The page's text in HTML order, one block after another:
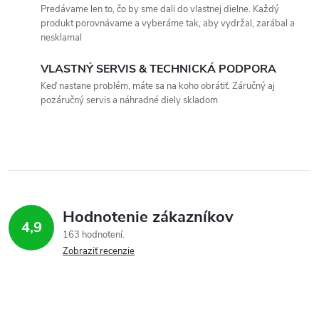
Predávame len to, čo by sme dali do vlastnej dielne. Každý
produkt porovnávame a vyberáme tak, aby vydržal, zarábal a
nesklamal
VLASTNÝ SERVIS & TECHNICKÁ PODPORA
Keď nastane problém, máte sa na koho obrátiť. Záručný aj
pozáručný servis a náhradné diely skladom
4,9 Hodnotenie zákazníkov
163 hodnotení
Zobraziť recenzie